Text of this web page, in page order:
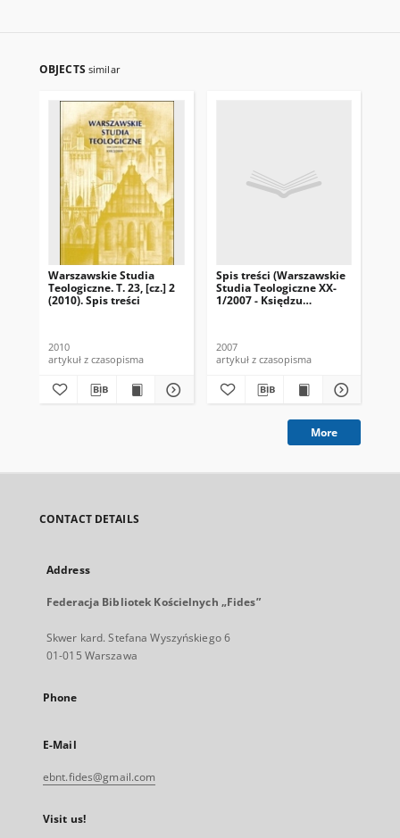
OBJECTS similar
Warszawskie Studia
Teologiczne. T. 23, [cz.] 2
(2010). Spis treści
2010
artykuł z czasopisma
Spis treści (Warszawskie
Studia Teologiczne XX-
1/2007 - Księdzu
2007
artykuł z czasopisma
More
CONTACT DETAILS
Address
Federacja Bibliotek Kościelnych „Fides”
Skwer kard. Stefana Wyszyńskiego 6
01-015 Warszawa
Phone
E-Mail
ebnt.fides@gmail.com
Visit us!